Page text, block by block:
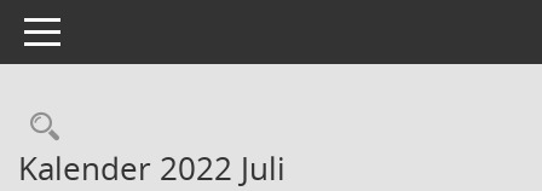
Toggle navigation
Kalender 2022 Juli